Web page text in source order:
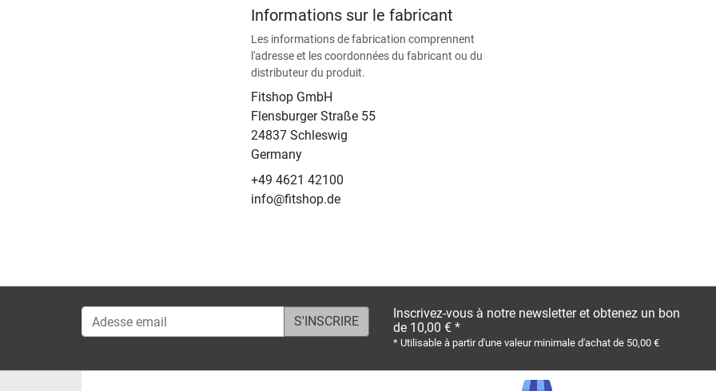
Informations sur le fabricant
Les informations de fabrication comprennent
l'adresse et les coordonnées du fabricant ou du
distributeur du produit.
Fitshop GmbH
Flensburger Straße 55
24837 Schleswig
Germany
+49 4621 42100
info@fitshop.de
Adesse email
Inscrivez-vous à notre newsletter et obtenez un bon
de 10,00 € *
* Utilisable à partir d'une valeur minimale d'achat de 50,00 €